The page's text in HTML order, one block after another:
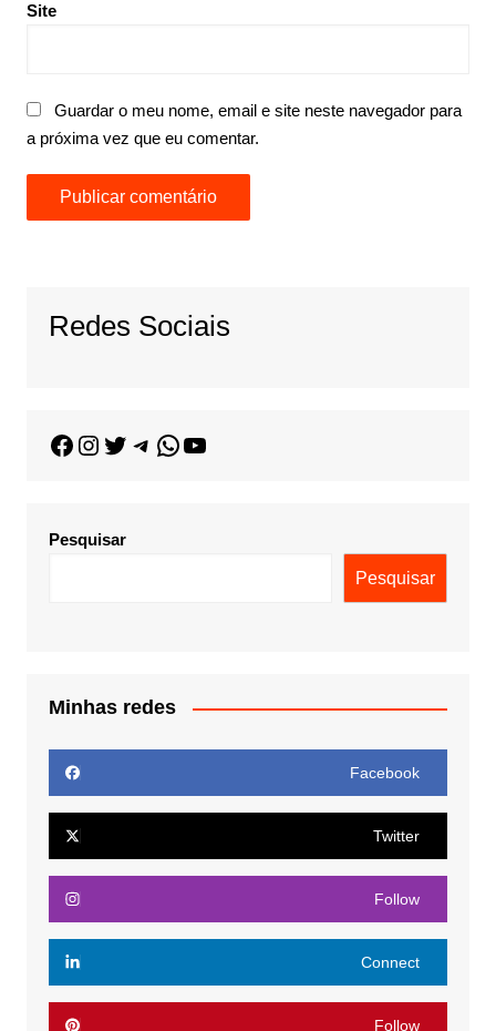
Site
Guardar o meu nome, email e site neste navegador para
a próxima vez que eu comentar.
Redes Sociais
Pesquisar
Pesquisar
Minhas redes
Facebook
Twitter
Follow
Connect
Follow